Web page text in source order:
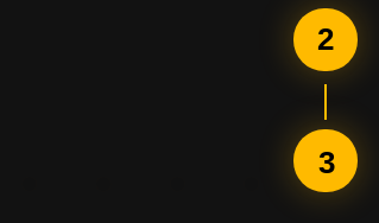
2
3